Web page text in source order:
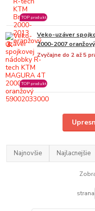
TOP produkt
3.
Veko-uzáver
2000-2007
Zvyčajne do 2 až 5
TOP produkt
Najnovšie Najlacnejšie
strana